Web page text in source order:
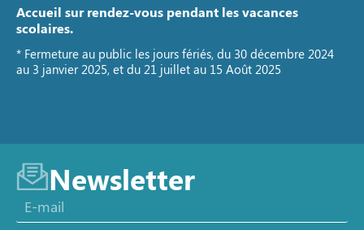
Accueil sur rendez-vous pendant les vacances
scolaires.
* Fermeture au public les jours fériés, du 30 décembre 2024
au 3 janvier 2025, et du 21 juillet au 15 Août 2025
Newsletter